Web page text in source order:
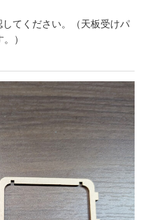
てください。（天板受けパ
）